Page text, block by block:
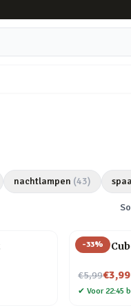
nachtlampen (43)
-33%
Magic
€5,99
Nu voor€3,99
✔ Voor 22:45